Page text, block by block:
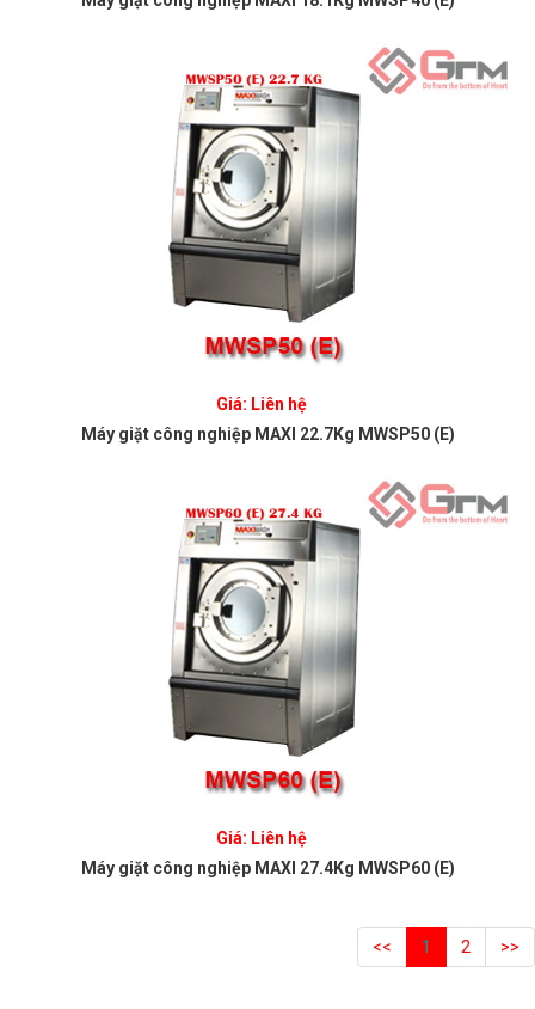
Giá: Liên hệ
Máy giặt công nghiệp MAXI 22.7Kg MWSP50 (E)
Giá: Liên hệ
Máy giặt công nghiệp MAXI 27.4Kg MWSP60 (E)
<< 1 2 >>